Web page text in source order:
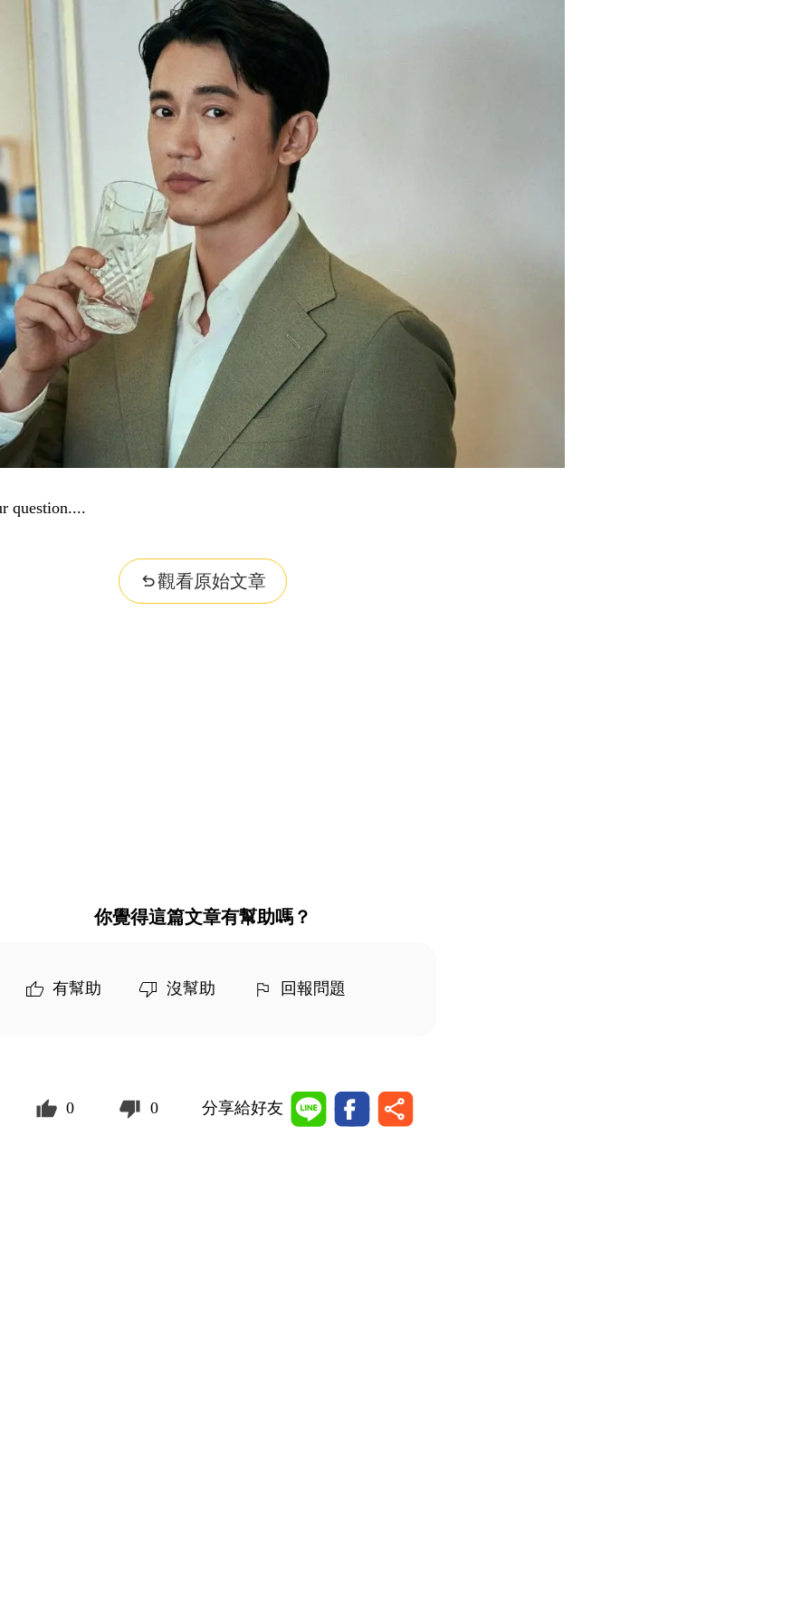
question...
觀看原始文章
你覺得這篇文章有幫助嗎？
有幫助 沒幫助 回報問題
0 0 分享給好友